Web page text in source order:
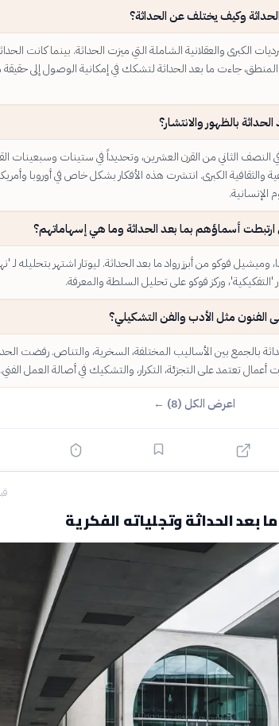
وكيف يختلف عن الحداثة؟
الكبرى والعقلانية الشاملة التي ميزت الحداثة. بينما كانت
جاءت ما بعد الحداثة لتشكك في إمكانية الوصول إلى
بالظهور والانتشار؟
النصف الثاني من القرن العشرين، وتحديداً في ستينات وسبعينات
والثقافية الكبرى. انتشرت هذه الأفكار بشكل خاص في أوروبا
الإنسانية.
أسماؤهم بما بعد الحداثة وما هي إسهاماتهم؟
وميشيل فوكو من أبرز رواد ما بعد الحداثة. ليوتار اشتهر بتحليله لـ
'التفكيكية'، وركز فوكو على تحليل السلطة والمعرفة.
الفنون مثل الأدب والفن التشكيلي؟
بالجمع بين الأساليب المختلفة، السخرية، والتناص. رفضت
أعمال تعتمد على التجزئة، التكرار، والتشكيك في أصالة العمل الفني.
اعرض الكل (8) ←
قبل
الحداثة وتجلياته الفكرية